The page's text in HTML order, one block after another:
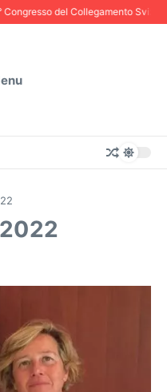
del Collegamento